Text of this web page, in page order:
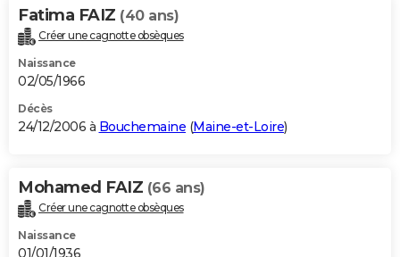
Fatima FAIZ (40 ans)
Créer une cagnotte obsèques
Naissance
02/05/1966
Décès
24/12/2006 à Bouchemaine (Maine-et-Loire)
Mohamed FAIZ (66 ans)
Créer une cagnotte obsèques
Naissance
01/01/1936